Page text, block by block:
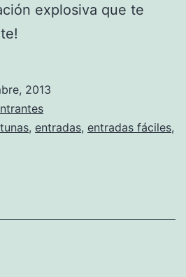
explosiva que te
2013
, entradas, entradas fáciles,